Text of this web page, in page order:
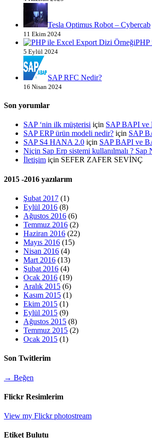
Tesla Optimus Robot – Cybercab
11 Ekim 2024
PHP
5 Eylül 2024
SAP RFC Nedir?
16 Nisan 2024
Son yorumlar
SAP ‘nin ilk müşterisi için SAP BAPI ve
SAP ERP ürün modeli nedir? için SAP
SAP S4 HANA 2.0 için SAP BAPI ve
Niçin Sap Erp sistemi kullanılmalı ? Sap
İletişim için SEFER ZAFER SEVİNÇ
2015 -2016 yazılarım
Şubat 2017 (1)
Eylül 2016 (8)
Ağustos 2016 (6)
Temmuz 2016 (2)
Haziran 2016 (22)
Mayıs 2016 (15)
Nisan 2016 (4)
Mart 2016 (13)
Şubat 2016 (4)
Ocak 2016 (19)
Aralık 2015 (6)
Kasım 2015 (1)
Ekim 2015 (1)
Eylül 2015 (9)
Ağustos 2015 (8)
Temmuz 2015 (2)
Ocak 2015 (1)
Son Twitlerim
→ Beğen
Flickr Resimlerim
View my Flickr photostream
Etiket Bulutu